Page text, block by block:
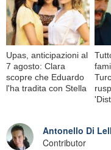
Upas, anticipazioni al
7 agosto: Clara
scopre che Eduardo
l'ha tradita con Stella
Antonello Di
Contributor